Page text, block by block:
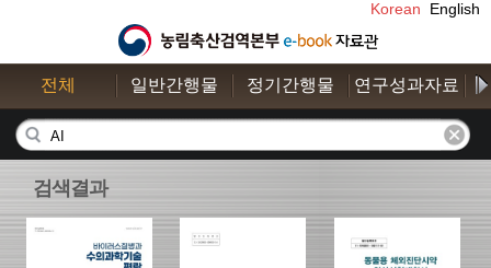
Korean English
전체 일반간행물 정기간행물 연구성과자료
검색결과